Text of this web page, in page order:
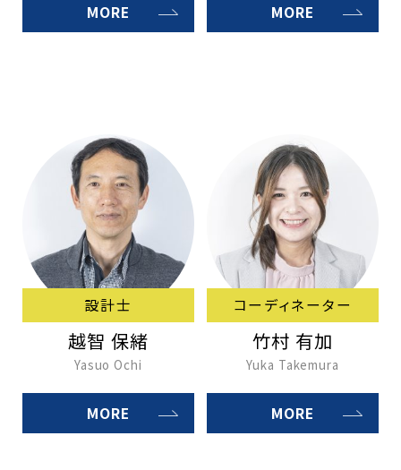
MORE MORE
設計士
越智 保緒
Yasuo Ochi
MORE
コーディネーター
竹村 有加
Yuka Takemura
MORE